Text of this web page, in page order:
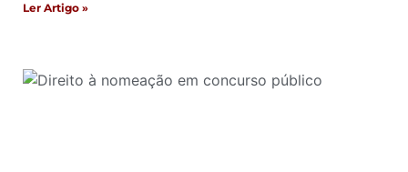
Ler Artigo »